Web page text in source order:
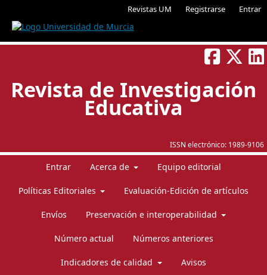
Revistas UM Registrarse Entrar
ISSN electrónico: 1989-9106
Revista de Investigación
Educativa
Entrar Acerca de Equipo editorial
Políticas Editoriales Evaluación-Edición de artículos
Envíos Preservación e interoperabilidad
Número actual Números anteriores
Indicadores de calidad Avisos